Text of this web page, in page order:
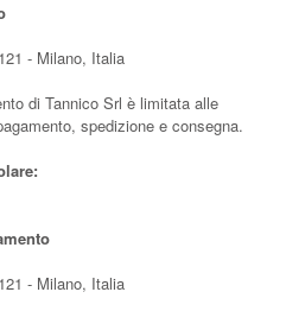
- Milano, Italia
di Tannico Srl è limitata alle
spedizione e consegna.
- Milano, Italia